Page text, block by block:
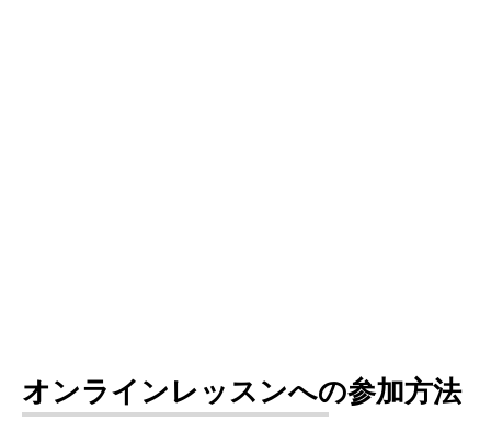
オンラインレッスンへの参加方法